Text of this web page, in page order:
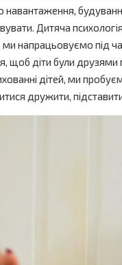
навантаження,
Дитяча
напрацьовуємо під
діти були
дітей, ми
дружити,